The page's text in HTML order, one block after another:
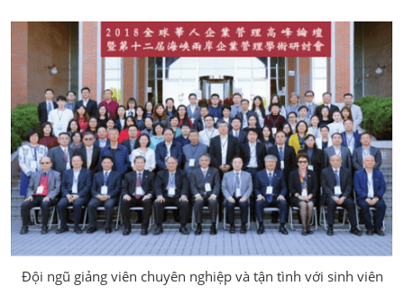
Đội ngũ giảng viên chuyên nghiệp và tận tình với sinh viên